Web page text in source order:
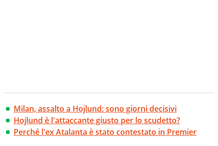
Milan, assalto a Hojlund: sono giorni decisivi
Hojlund è l'attaccante giusto per lo scudetto?
Perché l'ex Atalanta è stato contestato in Premier